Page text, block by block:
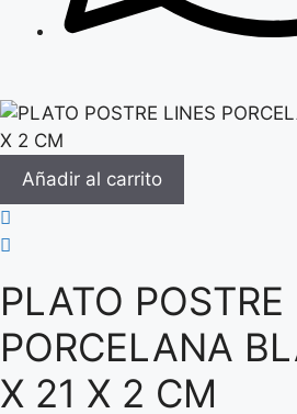
Añadir al carrito
PLATO POSTRE
PORCELANA
X 21 X 2 CM